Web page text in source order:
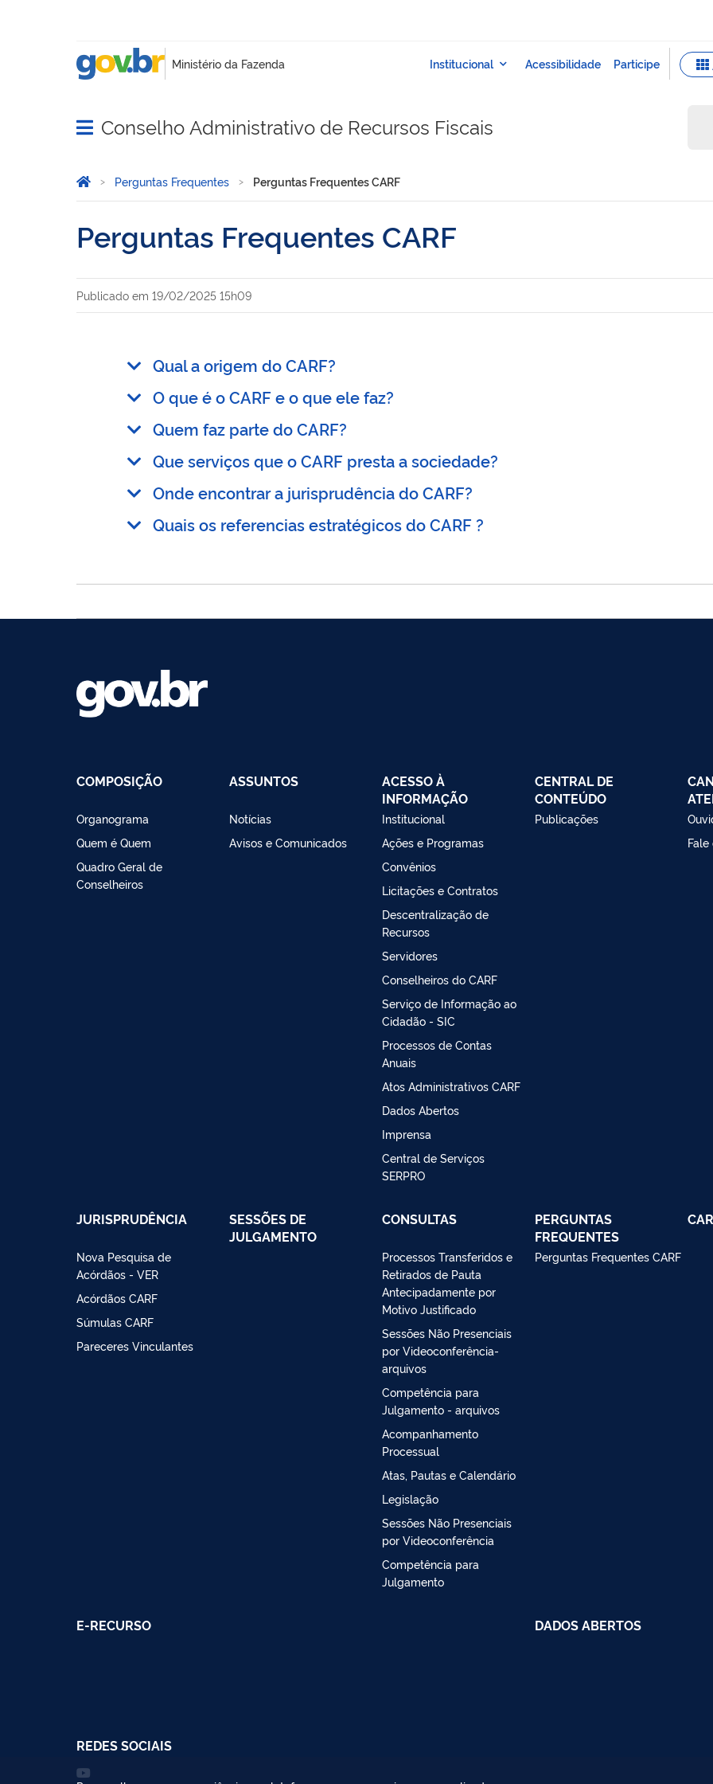
Abrir menu principal de navegação
Conselho Administrativo de Recursos Fiscais
Você está aqui:
Página Inicial
Perguntas Frequentes Perguntas Frequentes CARF
Perguntas Frequentes CARF
Publicado em 19/02/2025 15h09
Qual a origem do CARF?
O que é o CARF e o que ele faz?
Quem faz parte do CARF?
Que serviços que o CARF presta a sociedade?
Onde encontrar a jurisprudência do CARF?
Quais os referencias estratégicos do CARF ?
COMPOSIÇÃO
Organograma
Quem é Quem
Quadro Geral de
Conselheiros
ASSUNTOS
Notícias
Avisos e Comunicados
ACESSO À
INFORMAÇÃO
Institucional
Ações e Programas
Convênios
Licitações e Contratos
Descentralização de
Recursos
Servidores
Conselheiros do CARF
Serviço de Informação ao
Cidadão - SIC
Processos de Contas
Anuais
Atos Administrativos CARF
Dados Abertos
Imprensa
Central de Serviços
SERPRO
CENTRAL DE
CONTEÚDO
Publicações
JURISPRUDÊNCIA
Nova Pesquisa de
Acórdãos - VER
Acórdãos CARF
Súmulas CARF
Pareceres Vinculantes
SESSÕES DE
JULGAMENTO
CONSULTAS
Processos Transferidos e
Retirados de Pauta
Antecipadamente por
Motivo Justificado
Sessões Não Presenciais
por Videoconferência-
arquivos
Competência para
Julgamento - arquivos
Acompanhamento
Processual
Atas, Pautas e Calendário
Legislação
Sessões Não Presenciais
por Videoconferência
Competência para
Julgamento
PERGUNTAS
FREQUENTES
Perguntas Frequentes CARF
E-RECURSO DADOS ABERTOS
REDES SOCIAIS